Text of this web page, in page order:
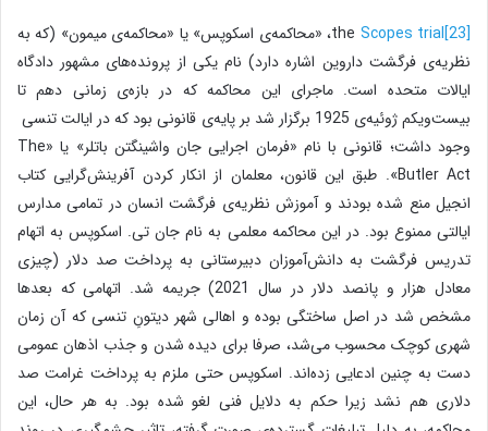
the Scopes trial[23]
، «محاکمه‌ی اسکوپس» یا «محاکمه‌ی میمون» (که به
نظریه‌ی فرگشت داروین اشاره دارد) نام یکی از پرونده‌های مشهور دادگاه
ایالات متحده‌ است. ماجرای این محاکمه که در بازه‌ی زمانی دهم تا
بیست‌ویکم ژوئیه‌ی 1925 برگزار شد بر پایه‌ی قانونی بود که در ایالت تنسی
وجود داشت؛ قانونی با نام «فرمان اجرایی جان واشینگتن باتلر» یا «The
Butler Act». طبق این قانون، معلمان از انکار کردن آفرینش‌گرایی کتاب
انجیل منع شده بودند و آموزش نظریه‌ی فرگشت انسان در تمامی مدارس
ایالتی ممنوع بود. در این محاکمه معلمی به نام جان تی. اسکوپس به اتهام
تدریس فرگشت به دانش‌آموزان دبیرستانی به پرداخت صد دلار (چیزی
معادل هزار و پانصد دلار در سال 2021) جریمه شد. اتهامی که بعدها
مشخص شد در اصل ساختگی بوده و اهالی شهر دیتونِ تنسی که آن زمان
شهری کوچک محسوب می‌شد، صرفا برای دیده شدن و جذب اذهان عمومی
دست به چنین ادعایی زده‌اند. اسکوپس حتی ملزم به پرداخت غرامت صد
دلاری هم نشد زیرا حکم به دلایل فنی لغو شده بود. به هر حال، این